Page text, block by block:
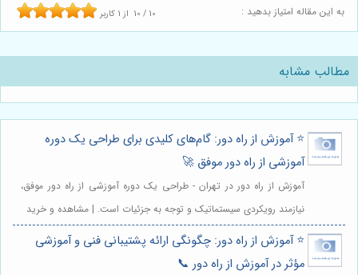
به این مقاله امتیاز بدهید : 10 / 10 از 1 کاربر
مطالب مشابه
⭐️ آموزش از راه دور: گام‌های کلیدی برای طراحی یک دوره
آموزشی از راه دور موفق 🚀
آموزش از راه دور در تهران - طراحی یک دوره آموزشی از راه دور موفق،
نیازمند رویکردی سیستماتیک و توجه به جزئیات است. | مشاهده و خرید
⭐️ آموزش از راه دور: چگونگی ارائه پشتیبانی فنی و آموزشی
مؤثر در آموزش از راه دور 📞